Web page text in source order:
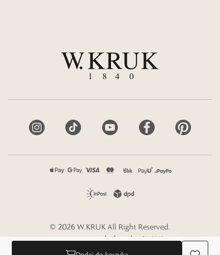
© 2026 W.KRUK All Right Reserved.
e-commerce platform by